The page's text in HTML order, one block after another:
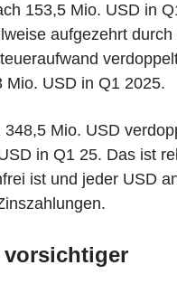
153,5 Mio. USD in
aufgezehrt
Mio. USD in Q1 2025.
Mio. USD
in Q1 25. Das ist
ist und jeder USD